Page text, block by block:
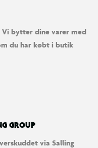
Vi bytter dine varer med
du har købt i butik
GROUP
via Salling